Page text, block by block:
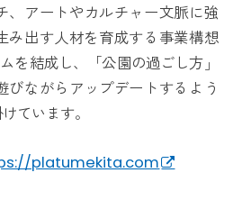
、アートやカルチャー文脈に強
み出す人材を育成する事業構想
を結成し、「公園の過ごし方」
びながらアップデートするよう
ています。
platumekita.com